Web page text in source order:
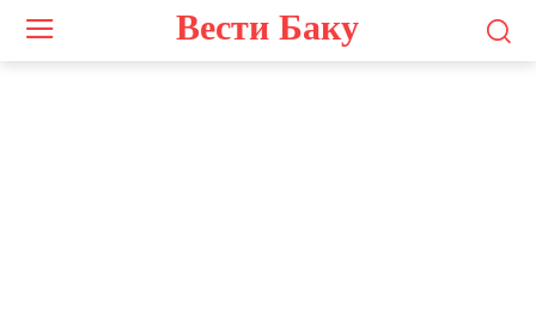
Вести Баку